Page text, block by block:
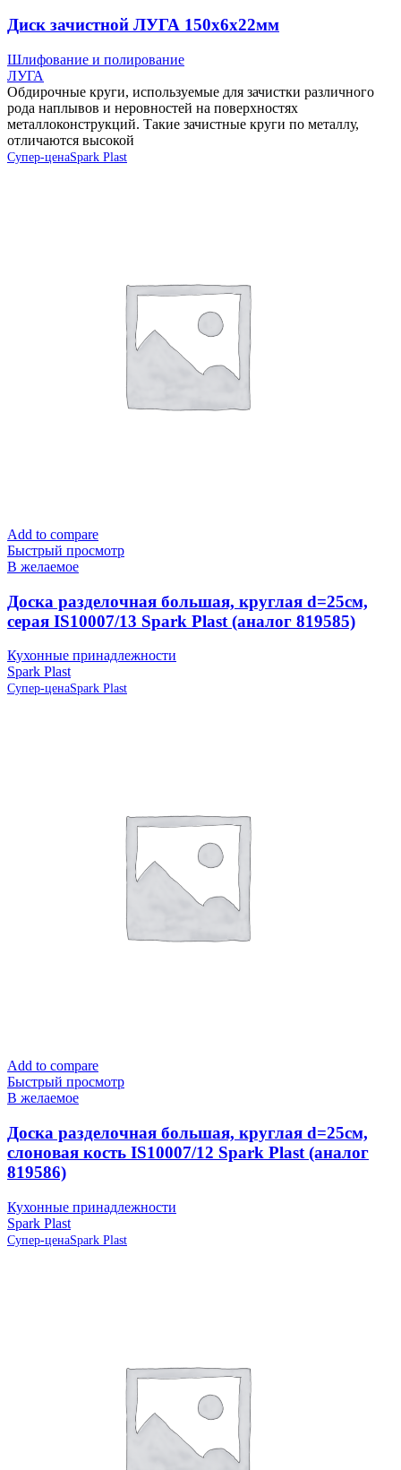
Диск зачистной ЛУГА 150х6х22мм
Шлифование и полирование
ЛУГА
Обдирочные круги, используемые для зачистки различного
рода наплывов и неровностей на поверхностях
металлоконструкций. Такие зачистные круги по металлу,
отличаются высокой
Супер-ценаSpark Plast
Add to compare
Быстрый просмотр
В желаемое
Доска разделочная большая, круглая d=25см,
серая IS10007/13 Spark Plast (аналог 819585)
Кухонные принадлежности
Spark Plast
Супер-ценаSpark Plast
Add to compare
Быстрый просмотр
В желаемое
Доска разделочная большая, круглая d=25см,
слоновая кость IS10007/12 Spark Plast (аналог
819586)
Кухонные принадлежности
Spark Plast
Супер-ценаSpark Plast